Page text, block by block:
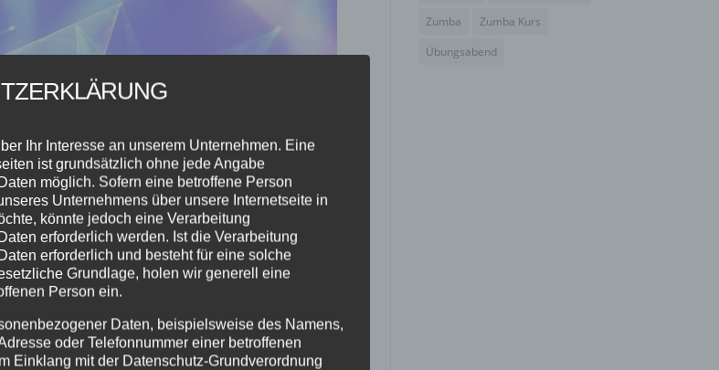
Zumba
Zumba Kurs
Übungsabend
Ihr Interesse an unserem Unternehmen. Eine
ist grundsätzlich ohne jede Angabe
möglich. Sofern eine betroffene Person
Unternehmens über unsere Internetseite in
könnte jedoch eine Verarbeitung
erforderlich werden. Ist die Verarbeitung
erforderlich und besteht für eine solche
Grundlage, holen wir generell eine
Person ein.
Daten, beispielsweise des Namens,
oder Telefonnummer einer betroffenen
Einklang mit der Datenschutz-Grundverordnung